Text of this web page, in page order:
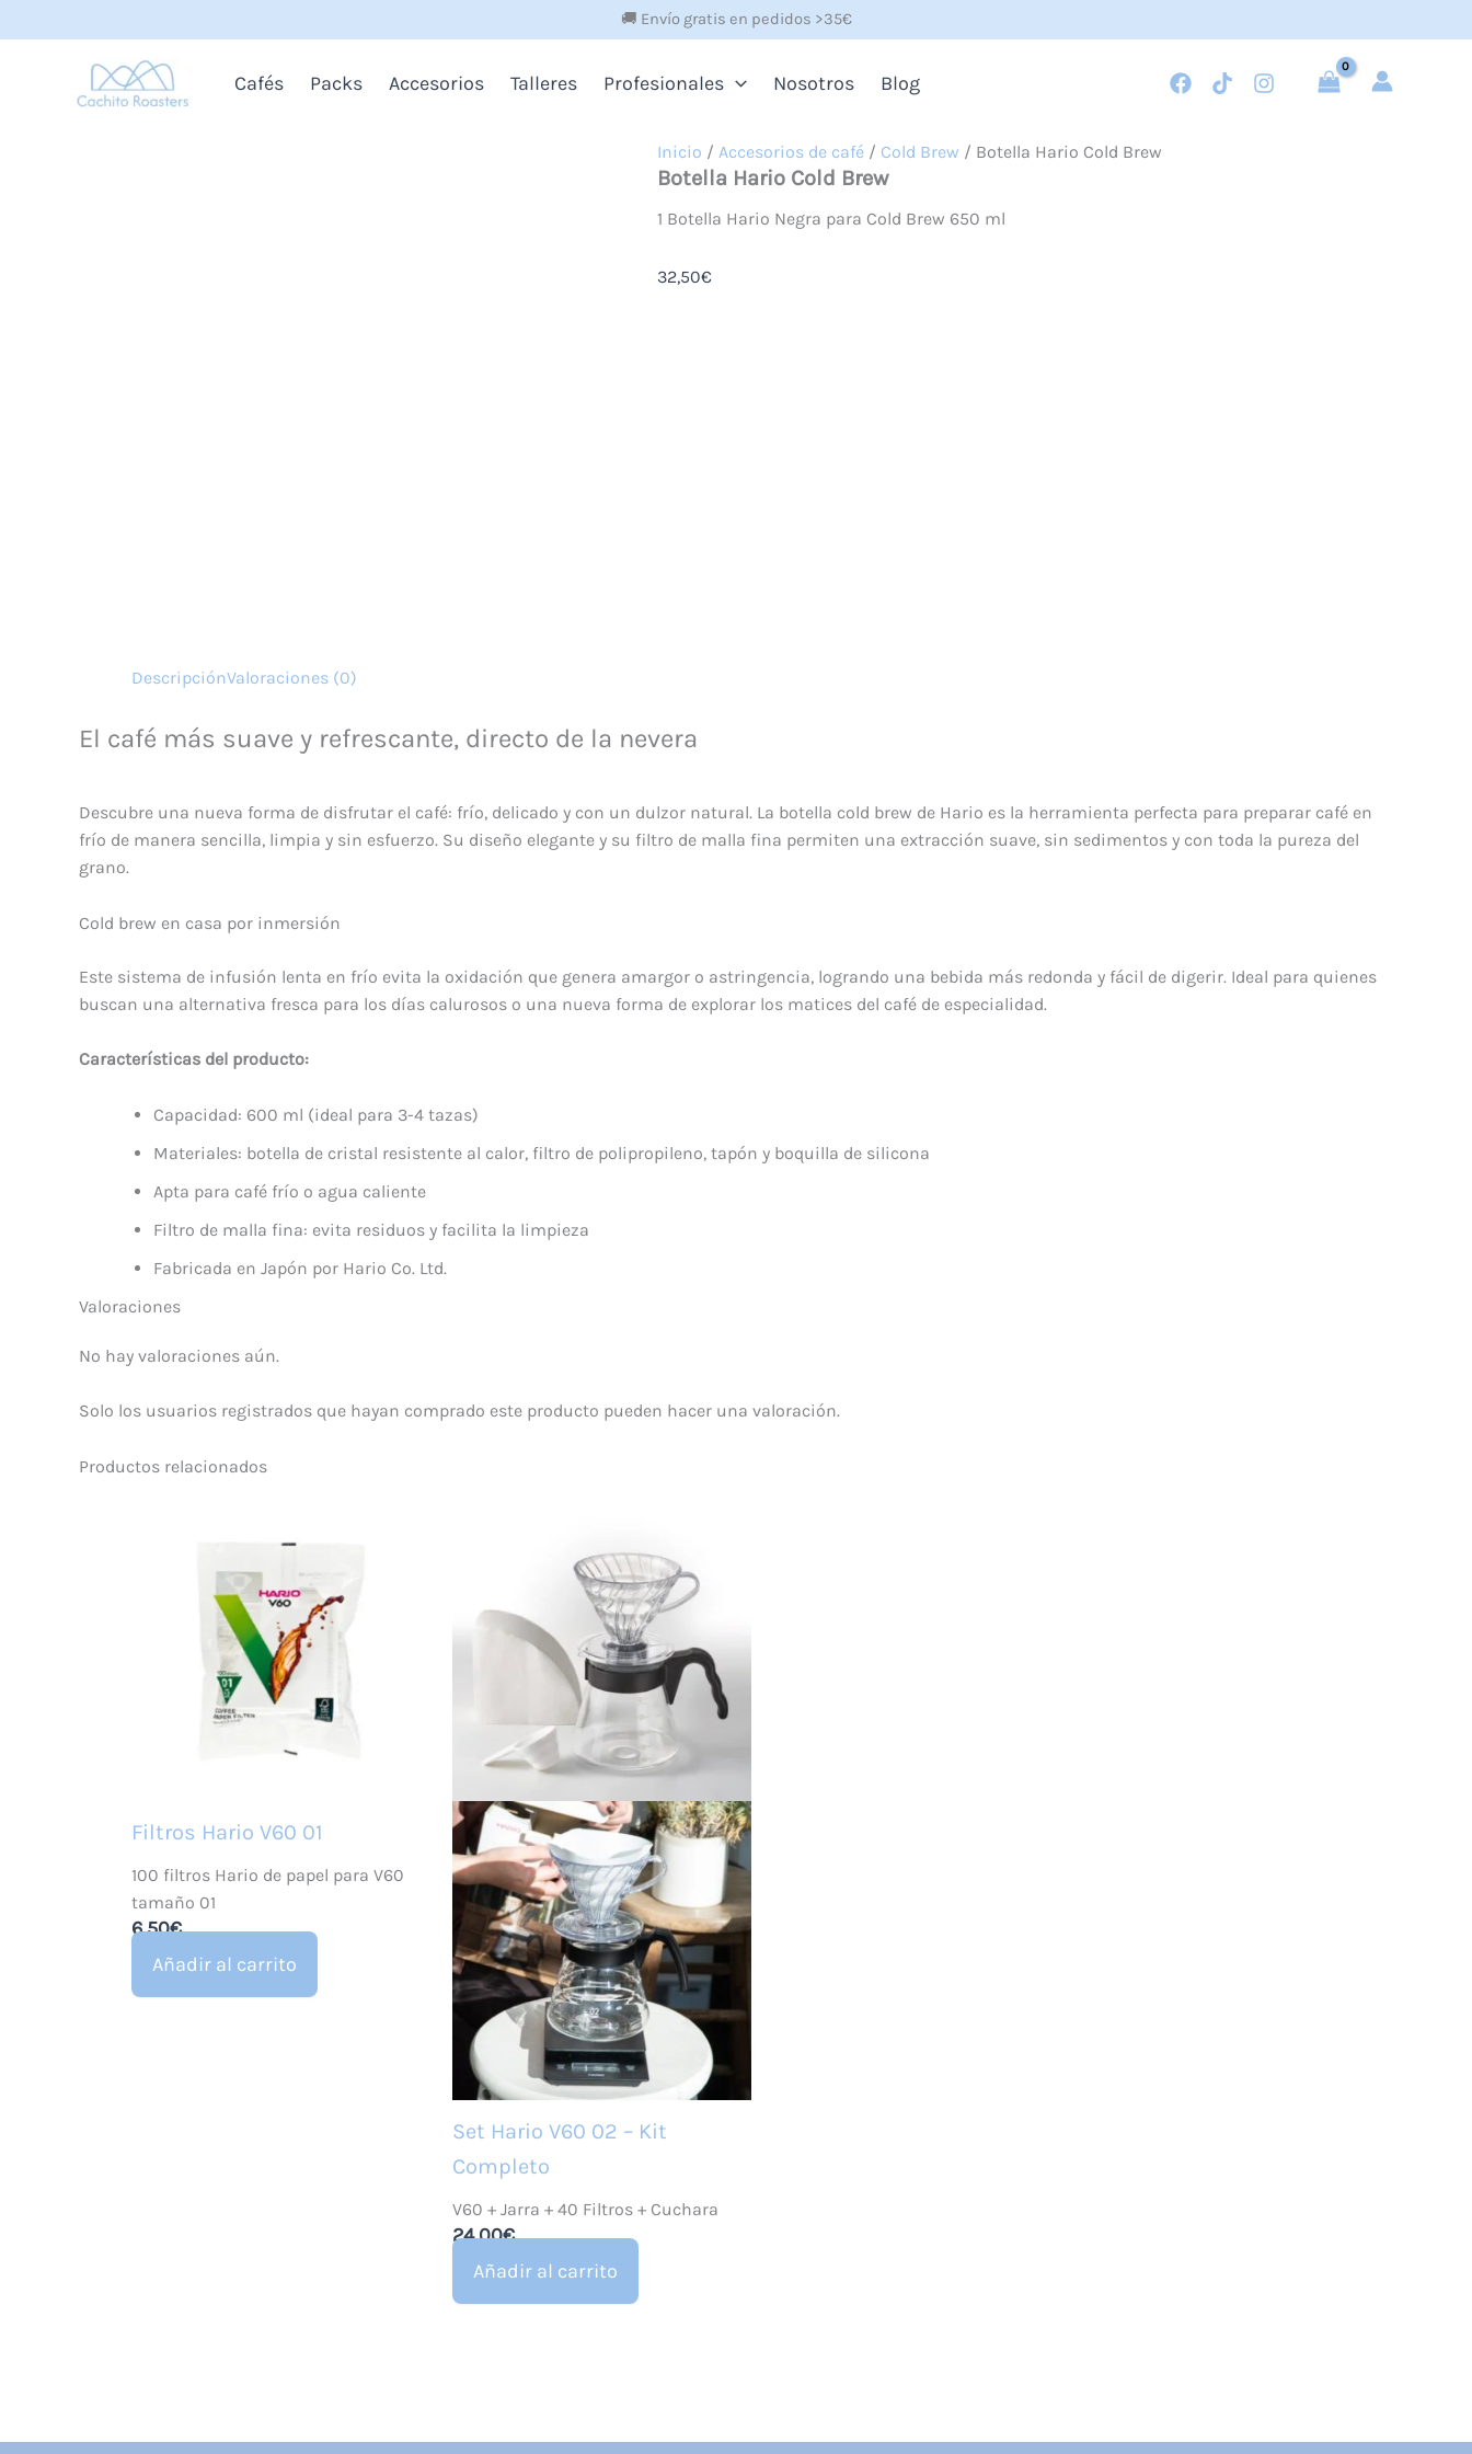
al
🚚 Envío gratis en pedidos >35€
Cafés Packs Accesorios Talleres Profesionales Nosotros Blog
Inicio / Accesorios de café / Cold Brew / Botella Hario Cold Brew
Botella Hario Cold Brew
1 Botella Hario Negra para Cold Brew 650 ml
32,50€
DescripciónValoraciones (0)
El café más suave y refrescante, directo de la nevera
Descubre una nueva forma de disfrutar el café: frío, delicado y con un dulzor natural. La botella cold brew de Hario es la herramienta perfecta para preparar café en
frío de manera sencilla, limpia y sin esfuerzo. Su diseño elegante y su filtro de malla fina permiten una extracción suave, sin sedimentos y con toda la pureza del
grano.
Cold brew en casa por inmersión
Este sistema de infusión lenta en frío evita la oxidación que genera amargor o astringencia, logrando una bebida más redonda y fácil de digerir. Ideal para quienes
buscan una alternativa fresca para los días calurosos o una nueva forma de explorar los matices del café de especialidad.
Características del producto:
Capacidad: 600 ml (ideal para 3-4 tazas)
Materiales: botella de cristal resistente al calor, filtro de polipropileno, tapón y boquilla de silicona
Apta para café frío o agua caliente
Filtro de malla fina: evita residuos y facilita la limpieza
Fabricada en Japón por Hario Co. Ltd.
Valoraciones
No hay valoraciones aún.
Solo los usuarios registrados que hayan comprado este producto pueden hacer una valoración.
Productos relacionados
Filtros Hario V60 01
100 filtros Hario de papel para V60
tamaño 01
6,50€
Añadir al carrito
Set Hario V60 02 – Kit
Completo
V60 + Jarra + 40 Filtros + Cuchara
24,00€
Añadir al carrito